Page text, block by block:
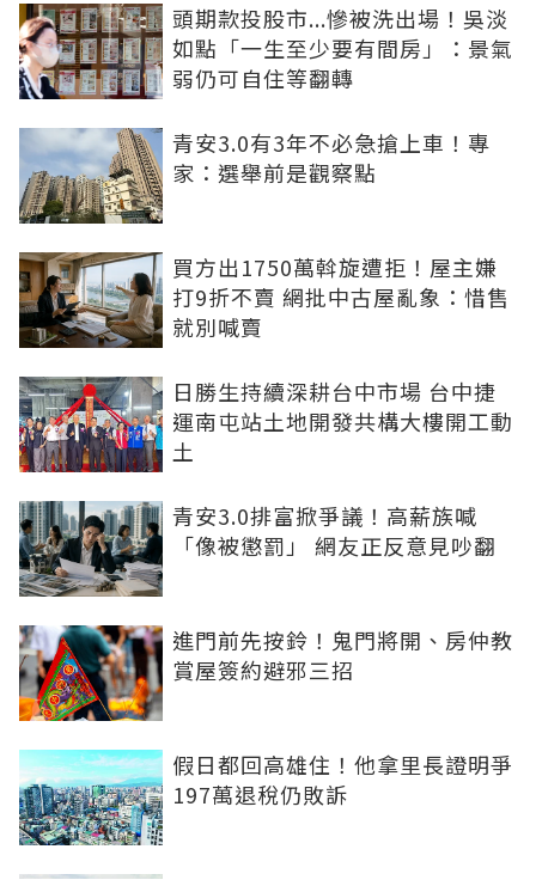
頭期款投股市...慘被洗出場！吳淡
如點「一生至少要有間房」：景氣
弱仍可自住等翻轉
青安3.0有3年不必急搶上車！專
家：選舉前是觀察點
買方出1750萬斡旋遭拒！屋主嫌
打9折不賣 網批中古屋亂象：惜售
就別喊賣
日勝生持續深耕台中市場 台中捷
運南屯站土地開發共構大樓開工動
土
青安3.0排富掀爭議！高薪族喊
「像被懲罰」 網友正反意見吵翻
進門前先按鈴！鬼門將開、房仲教
賞屋簽約避邪三招
假日都回高雄住！他拿里長證明爭
197萬退稅仍敗訴